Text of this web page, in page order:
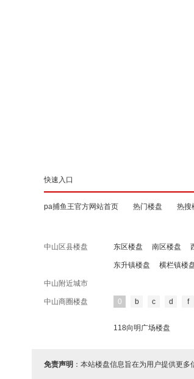
快速入口
pa捕鱼王官方网站首页 热门楼盘 热搜
中山区县楼盘 东区楼盘 南区楼盘
东升镇楼盘 横栏镇楼
中山附近城市
中山商圈楼盘 0 b c d f
118向明广场楼盘
免责声明 ：本站楼盘信息旨在为用户提供更